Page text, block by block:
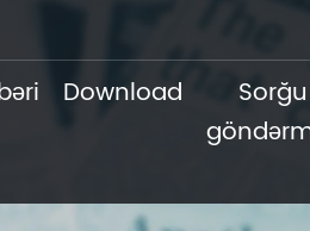
Download
Sorğu